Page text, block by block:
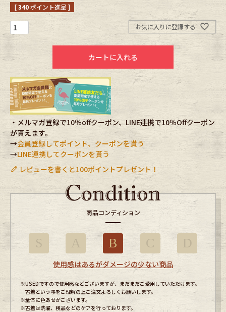
Outer
Kidswear
小物・アクセサリーから探す
Eye Wear
Bag Stall・Scarf
Accessory Shoes
Belt antique goods
Keyring vintage bicycle
[340ポイント進呈 ]
お気に入りに登録する
カートに入れる
・メルマガ登録で10％offクーポン、LINE連携で10％Offクーポン
が貰えます。
→会員登録してポイント、クーポンを貰う
→LINE連携してクーポンを貰う
レビューを書くと100ポイントプレゼント！
商品コンディション
B
使用感はあるがダメージの少ない商品
※USEDですので使用感などございますが、まだまだご愛用していただけます。
古着という事をご理解の上ご注文よろしくお願いします。
※全体に色あせがございます。
※古着は洗濯、検品などのケアを行っております。